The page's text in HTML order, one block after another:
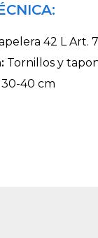
42 L Art.
Tornillos y
30-40 cm